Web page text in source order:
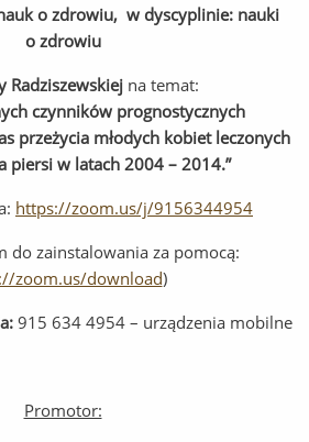
o zdrowiu, w dyscyplinie: nauki
o zdrowiu
Radziszewskiej na temat:
czynników prognostycznych
przeżycia młodych kobiet leczonych
piersi w latach 2004 – 2014.”
https://zoom.us/j/9156344954
do zainstalowania za pomocą:
zoom.us/download)
915 634 4954 – urządzenia mobilne
Promotor: